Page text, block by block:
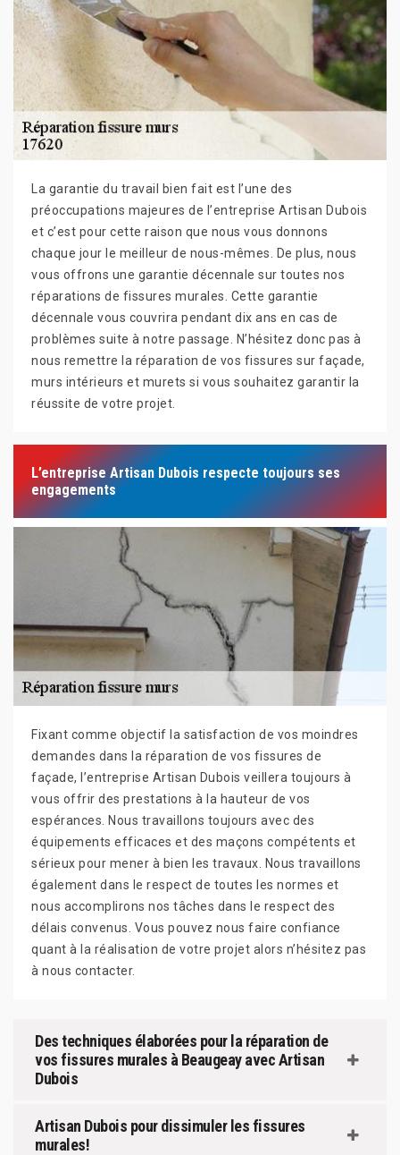
La garantie du travail bien fait est l’une des
préoccupations majeures de l’entreprise Artisan Dubois
et c’est pour cette raison que nous vous donnons
chaque jour le meilleur de nous-mêmes. De plus, nous
vous offrons une garantie décennale sur toutes nos
réparations de fissures murales. Cette garantie
décennale vous couvrira pendant dix ans en cas de
problèmes suite à notre passage. N’hésitez donc pas à
nous remettre la réparation de vos fissures sur façade,
murs intérieurs et murets si vous souhaitez garantir la
réussite de votre projet.
L’entreprise Artisan Dubois respecte toujours ses
engagements
Fixant comme objectif la satisfaction de vos moindres
demandes dans la réparation de vos fissures de
façade, l’entreprise Artisan Dubois veillera toujours à
vous offrir des prestations à la hauteur de vos
espérances. Nous travaillons toujours avec des
équipements efficaces et des maçons compétents et
sérieux pour mener à bien les travaux. Nous travaillons
également dans le respect de toutes les normes et
nous accomplirons nos tâches dans le respect des
délais convenus. Vous pouvez nous faire confiance
quant à la réalisation de votre projet alors n’hésitez pas
à nous contacter.
Des techniques élaborées pour la réparation de
vos fissures murales à Beaugeay avec Artisan
Dubois
Artisan Dubois pour dissimuler les fissures
murales!